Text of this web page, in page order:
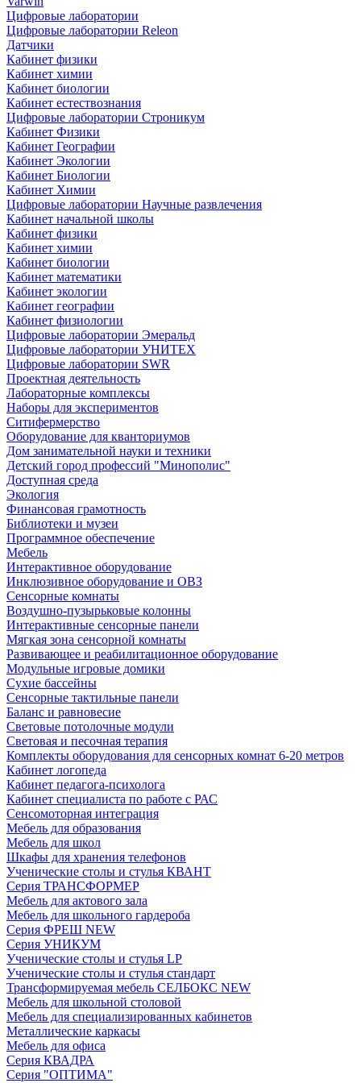
Цифровые лаборатории
Цифровые лаборатории Releon
Датчики
Кабинет физики
Кабинет химии
Кабинет биологии
Кабинет естествознания
Цифровые лаборатории Строникум
Кабинет Физики
Кабинет Географии
Кабинет Экологии
Кабинет Биологии
Кабинет Химии
Цифровые лаборатории Научные развлечения
Кабинет начальной школы
Кабинет физики
Кабинет химии
Кабинет биологии
Кабинет математики
Кабинет экологии
Кабинет географии
Кабинет физиологии
Цифровые лаборатории Эмеральд
Цифровые лаборатории УНИТЕХ
Цифровые лаборатории SWR
Проектная деятельность
Лабораторные комплексы
Наборы для экспериментов
Ситифермерство
Оборудование для кванториумов
Дом занимательной науки и техники
Детский город профессий "Минополис"
Доступная среда
Экология
Финансовая грамотность
Библиотеки и музеи
Программное обеспечение
Мебель
Интерактивное оборудование
Инклюзивное оборудование и ОВЗ
Cенсорные комнаты
Воздушно-пузырьковые колонны
Интерактивные сенсорные панели
Мягкая зона сенсорной комнаты
Развивающее и реабилитационное оборудование
Модульные игровые домики
Сухие бассейны
Сенсорные тактильные панели
Баланс и равновесие
Световые потолочные модули
Световая и песочная терапия
Комплекты оборудования для сенсорных комнат 6-20 метров
Кабинет логопеда
Кабинет педагога-психолога
Кабинет специалиста по работе с РАС
Сенсомоторная интеграция
Мебель для образования
Мебель для школ
Шкафы для хранения телефонов
Ученические столы и стулья КВАНТ
Серия ТРАНСФОРМЕР
Мебель для актового зала
Мебель для школьного гардероба
Серия ФРЕШ NEW
Серия УНИКУМ
Ученические столы и стулья LP
Ученические столы и стулья стандарт
Трансформируемая мебель СЕЛБОКС NEW
Мебель для школьной столовой
Мебель для специализированных кабинетов
Металлические каркасы
Мебель для офиса
Серия КВАДРА
Серия "ОПТИМА"